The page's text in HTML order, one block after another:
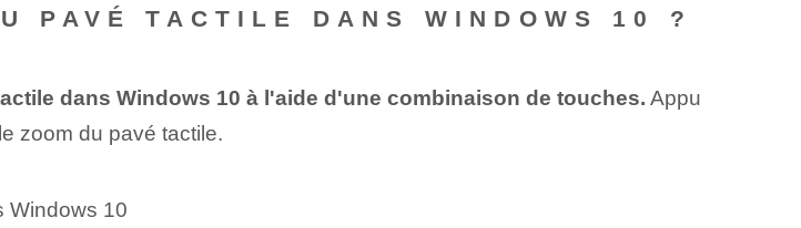
PAVÉ TACTILE DANS WINDOWS 10 ?
dans Windows 10 à l'aide d'une combinaison de touches. Appu
zoom du pavé tactile.
Windows 10